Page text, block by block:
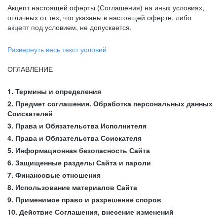
Акцепт настоящей оферты (Соглашения) на иных условиях,
отличных от тех, что указаны в настоящей оферте, либо
акцепт под условием, не допускается.
Развернуть весь текст условий
ОГЛАВЛЕНИЕ
1. Термины и определения
2. Предмет соглашения. Обработка персональных данных
Соискателей
3. Права и Обязательства Исполнителя
4. Права и Обязательства Соискателя
5. Информационная безопасность Сайта
6. Защищенные разделы Сайта и пароли
7. Финансовые отношения
8. Использование материалов Сайта
9. Применимое право и разрешение споров
10. Действие Соглашения, внесение изменений